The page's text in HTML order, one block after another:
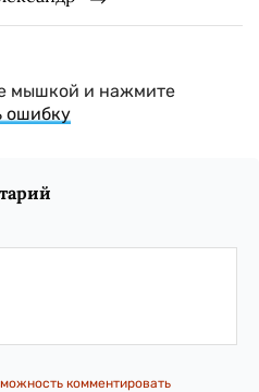
мышкой и нажмите
ошибку
комментировать